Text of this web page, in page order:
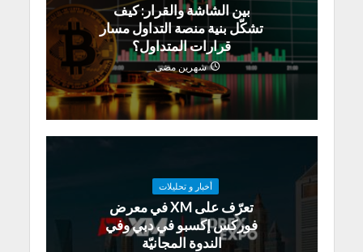
بين الشاشة والقرار: كيف
تشكّل بنية منصة التداول مسار
قرارات المتداول؟
شهرين مضى
أخبار و تحليلات
تعرّف على XM في معرض
فوركس إكسبو في دبي وفي
الندوة المجانيّة